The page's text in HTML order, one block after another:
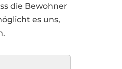
die Bewohner
es uns,